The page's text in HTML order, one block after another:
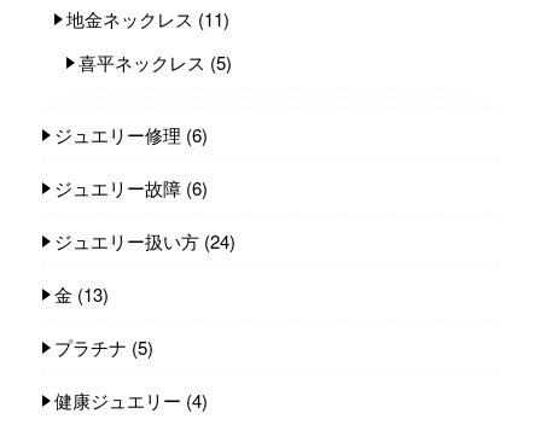
地金ネックレス (11)
喜平ネックレス (5)
ジュエリー修理 (6)
ジュエリー故障 (6)
ジュエリー扱い方 (24)
金 (13)
プラチナ (5)
健康ジュエリー (4)